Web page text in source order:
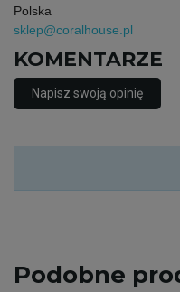
Polska
sklep@coralhouse.pl
KOMENTARZE
Napisz swoją opinię
Podobne